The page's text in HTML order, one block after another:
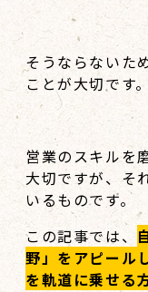
そうならないた
ことが大切です。
営業のスキルを
大切ですが、そ
いるものです。
この記事では、
野」をアピール
を軌道に乗せる